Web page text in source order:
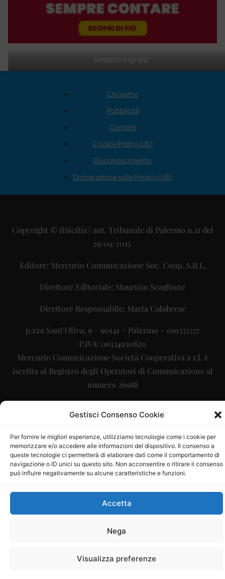
Gestisci Consenso Cookie
Per fornire le migliori esperienze, utilizziamo tecnologie come i cookie per
memorizzare e/o accedere alle informazioni del dispositivo. Il consenso a
queste tecnologie ci permetterà di elaborare dati come il comportamento di
navigazione o ID unici su questo sito. Non acconsentire o ritirare il consenso
può influire negativamente su alcune caratteristiche e funzioni.
Accetta
Nega
Visualizza preferenze
Antonio Ingroia
Chi siamo
Pubblicità
Contatti
Cookie Policy (UE)
Disconoscimento
Dichiarazione sulla Privacy (UE)
Copyright © ilSicilia | aut. Tribunale di Palermo n.11 del
29/09/2015
Editore: Mercurio Comunicazione Soc. Coop. A.R.L.
Direttore Editoriale: Maurizio Scaglione
Direttore Responsabile: Maria Calabrese
p.zza Sant’Oliva, 9 – 90141 – Palermo – 091335557
P.IVA: 06334930820
Mercurio Comunicazione Società Cooperativa a r.l. è
iscritta al Registro degli Operatori di Comunicazione al
numero 26988